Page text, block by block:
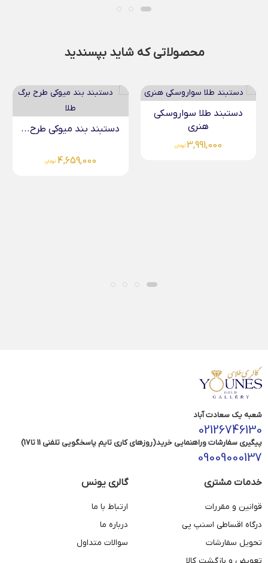
محصولاتی که شاید بپسندید
دستبند طلا سواروسکی
هنری
3,991,000 تومان
دستبند بند میوکی طرح...
4,659,000 تومان
شعبه یک سعادت آباد
02126746130
پیگیری سفارشات وراهنمایی خرید(روزهای کاری تایم پاسخگویی تلفنی 11 تا17)
09009000137
خدمات مشتری
قوانین و مقررات
درگاه اقساطی اسنپ پی
تحویل سفارشات
گالری یونس
ارتباط با ما
درباره ما
سوالات متداول